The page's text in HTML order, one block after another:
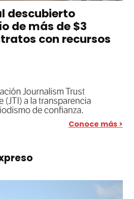
descubierto
de más de $3
con recursos
Conoce más >